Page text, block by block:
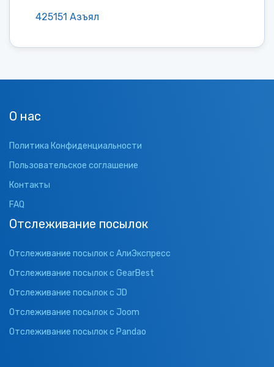
425151 Азъял
О нас
Политика Конфиденциальности
Пользовательское соглашение
Контакты
FAQ
Отслеживание посылок
Отслеживание посылок с АлиЭкспресс
Отслеживание посылок с GearBest
Отслеживание посылок с JD
Отслеживание посылок с Joom
Отслеживание посылок с Pandao